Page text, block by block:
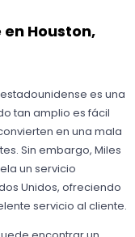
Houston,
es una
tan amplio es fácil
en una mala
Sin embargo, Miles
un servicio
Unidos, ofreciendo
servicio al cliente.